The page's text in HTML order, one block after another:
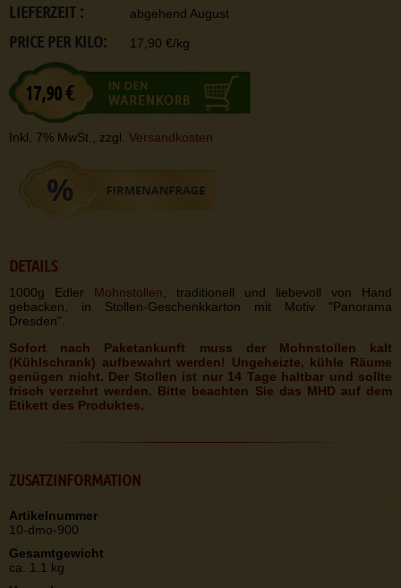
LIEFERZEIT :
abgehend August
PRICE PER KILO: 17,90 €/kg
17,90 €
Inkl. 7% MwSt., zzgl. Versandkosten
DETAILS
1000g Edler Mohnstollen , traditionell und liebevoll von Hand
gebacken, in Stollen-Geschenkkarton mit Motiv "Panorama
Dresden".
Sofort nach Paketankunft muss der Mohnstollen kalt
(Kühlschrank) aufbewahrt werden! Ungeheizte, kühle Räume
genügen nicht. Der Stollen ist nur 14 Tage haltbar und sollte
frisch verzehrt werden. Bitte beachten Sie das MHD auf dem
Etikett des Produktes.
ZUSATZINFORMATION
Artikelnummer
10-dmo-900
Gesamtgewicht
ca. 1.1 kg